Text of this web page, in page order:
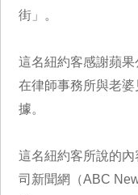
街」。
這名紐約客感謝蘋
在律師事務所與老
據。
這名紐約客所說的
司新聞網（ABC